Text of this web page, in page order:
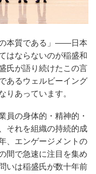
本質である」——日本
はならないのが稲盛和
氏が語り続けたこの言
あるウェルビーイング
りあっています。
の身体的・精神的・
それを組織の持続的成
、エンゲージメントの
間で急速に注目を集め
いは稲盛氏が数十年前